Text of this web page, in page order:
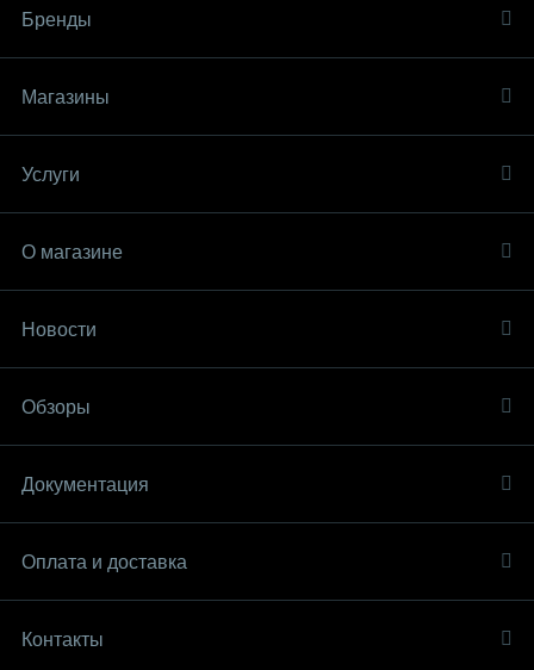
Бренды
Магазины
Услуги
О магазине
Новости
Обзоры
Документация
Оплата и доставка
Контакты